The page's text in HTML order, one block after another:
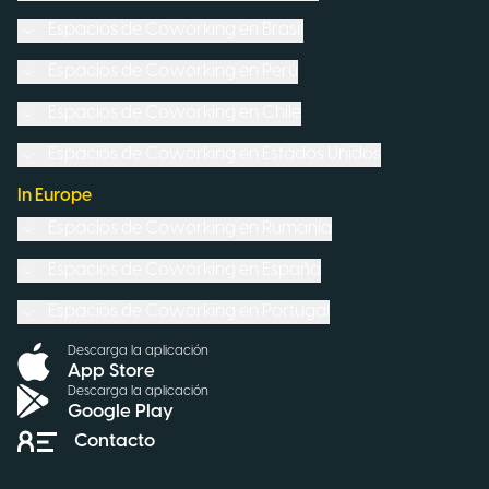
In Europe
Descarga la aplicación
App Store
Descarga la aplicación
Google Play
Contacto